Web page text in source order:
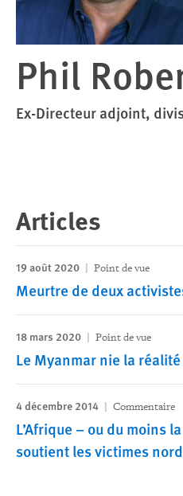
Phil
Ex-Directeur adjoint,
Articles
19 août 2020 Point de vue
Meurtre de deux
18 mars 2020 Point de vue
Le Myanmar nie la
4 décembre 2014 Commentaire
L’Afrique – ou du moins
soutient les victimes